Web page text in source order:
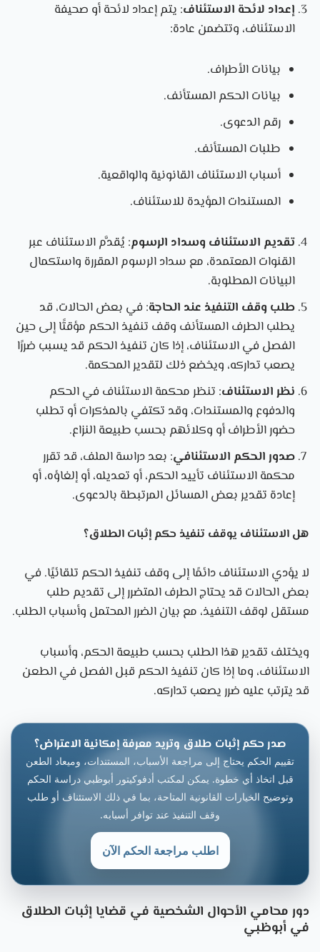
إعداد لائحة الاستئناف: يتم إعداد لائحة أو صحيفة
الاستئناف، وتتضمن عادة:
بيانات الأطراف.
بيانات الحكم المستأنف.
رقم الدعوى.
طلبات المستأنف.
أسباب الاستئناف القانونية والواقعية.
المستندات المؤيدة للاستئناف.
تقديم الاستئناف وسداد الرسوم: يُقدَّم الاستئناف عبر
القنوات المعتمدة، مع سداد الرسوم المقررة واستكمال
البيانات المطلوبة.
طلب وقف التنفيذ عند الحاجة: في بعض الحالات، قد
يطلب الطرف المستأنف وقف تنفيذ الحكم مؤقتًا إلى حين
الفصل في الاستئناف، إذا كان تنفيذ الحكم قد يسبب ضررًا
يصعب تداركه، ويخضع ذلك لتقدير المحكمة.
نظر الاستئناف: تنظر محكمة الاستئناف في الحكم
والدفوع والمستندات، وقد تكتفي بالمذكرات أو تطلب
حضور الأطراف أو وكلائهم بحسب طبيعة النزاع.
صدور الحكم الاستئنافي: بعد دراسة الملف، قد تقرر
محكمة الاستئناف تأييد الحكم، أو تعديله، أو إلغاؤه، أو
إعادة تقدير بعض المسائل المرتبطة بالدعوى.
هل الاستئناف يوقف تنفيذ حكم إثبات الطلاق؟
لا يؤدي الاستئناف دائمًا إلى وقف تنفيذ الحكم تلقائيًا. في
بعض الحالات قد يحتاج الطرف المتضرر إلى تقديم طلب
مستقل لوقف التنفيذ، مع بيان الضرر المحتمل وأسباب الطلب.
ويختلف تقدير هذا الطلب بحسب طبيعة الحكم، وأسباب
الاستئناف، وما إذا كان تنفيذ الحكم قبل الفصل في الطعن
قد يترتب عليه ضرر يصعب تداركه.
صدر حكم إثبات طلاق وتريد معرفة إمكانية الاعتراض؟
تقييم الحكم يحتاج إلى مراجعة الأسباب، المستندات، وميعاد الطعن
قبل اتخاذ أي خطوة. يمكن لمكتب أدفوكيتور أبوظبي دراسة الحكم
وتوضيح الخيارات القانونية المتاحة، بما في ذلك الاستئناف أو طلب
وقف التنفيذ عند توافر أسبابه.
اطلب مراجعة الحكم الآن
دور محامي الأحوال الشخصية في قضايا إثبات الطلاق
في أبوظبي